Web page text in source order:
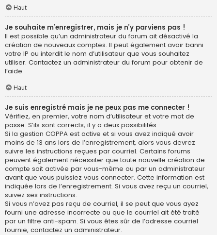
Haut
Je souhaite m’enregistrer, mais je n’y parviens pas !
Il est possible qu’un administrateur du forum ait désactivé la
création de nouveaux comptes. Il peut également avoir banni
votre IP ou interdit le nom d’utilisateur que vous souhaitez
utiliser. Contactez un administrateur du forum pour obtenir de
l’aide.
Haut
Je suis enregistré mais je ne peux pas me connecter !
Vérifiez, en premier, votre nom d’utilisateur et votre mot de
passe. S’ils sont corrects, il y a deux possibilités :
Si la gestion COPPA est active et si vous avez indiqué avoir
moins de 13 ans lors de l’enregistrement, alors vous devrez
suivre les instructions reçues par courriel. Certains forums
peuvent également nécessiter que toute nouvelle création de
compte soit activée par vous-même ou par un administrateur
avant que vous puissiez vous connecter. Cette information est
indiquée lors de l’enregistrement. Si vous avez reçu un courriel,
suivez ses instructions.
Si vous n’avez pas reçu de courriel, il se peut que vous ayez
fourni une adresse incorrecte ou que le courriel ait été traité
par un filtre anti-spam. Si vous êtes sûr de l’adresse courriel
fournie, contactez un administrateur.